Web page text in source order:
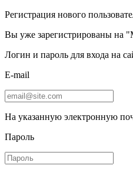
Регистрация нового
Вы уже зарегистрированы на
Логин и пароль для входа на
E-mail
На указанную электронную
Пароль